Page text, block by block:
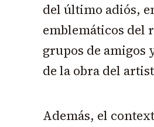
del último adiós,
emblemáticos del
grupos de amigos
de la obra del
Además, el